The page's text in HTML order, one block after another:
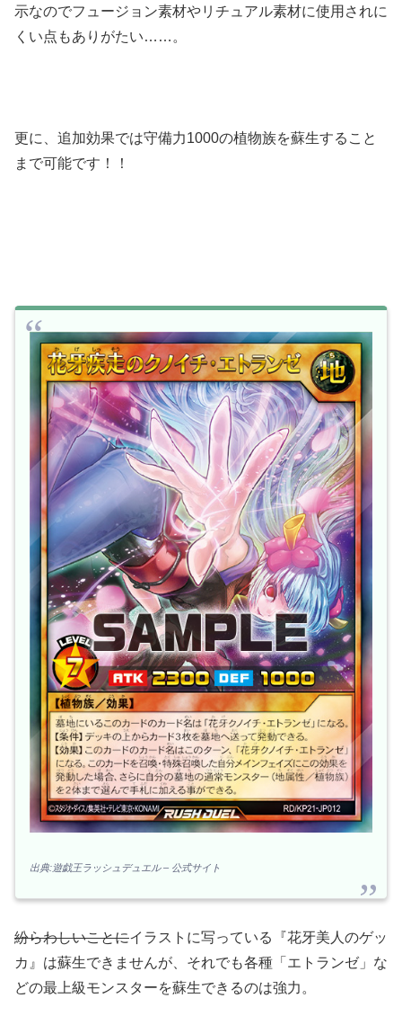
示なのでフュージョン素材やリチュアル素材に使用されに
くい点もありがたい……。
更に、追加効果では守備力1000の植物族を蘇生すること
まで可能です！！
出典:遊戯王ラッシュデュエル – 公式サイト
紛らわしいことにイラストに写っている『花牙美人のゲッ
カ』は蘇生できませんが、それでも各種「エトランゼ」な
どの最上級モンスターを蘇生できるのは強力。